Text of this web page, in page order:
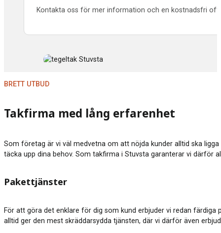
Kontakta oss för mer information och en kostnadsfri
Takfirma med lång erfarenhet
Som företag är vi väl medvetna om att nöjda kunder alltid ska
täcka upp dina behov. Som takfirma i Stuvsta garanterar vi därför
Pakettjänster
För att göra det enklare för dig som kund erbjuder vi redan
alltid ger den mest skräddarsydda tjänsten, där vi därför även
BRETT UTBUD